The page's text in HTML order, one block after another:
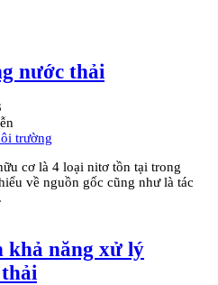
nước thải
trường
cơ là 4 loại nitơ tồn tại trong
về nguồn gốc cũng như là tác
khả năng xử lý